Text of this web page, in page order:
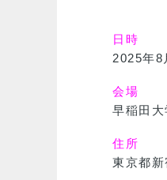
日時
2025年8
会場
早稲田
住所
東京都新